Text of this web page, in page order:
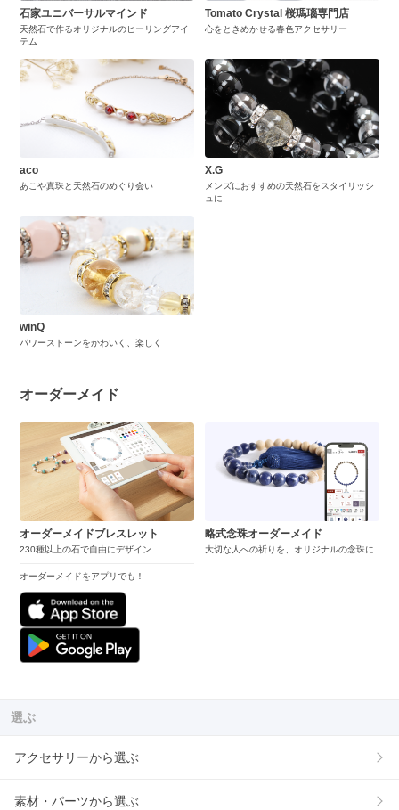
石家ユニバーサルマインド
天然石で作るオリジナルのヒーリングアイ
テム
Tomato Crystal 桜瑪瑙専門店
心をときめかせる春色アクセサリー
aco
あこや真珠と天然石のめぐり会い
X.G
メンズにおすすめの天然石をスタイリッシ
ュに
winQ
パワーストーンをかわいく、楽しく
オーダーメイド
オーダーメイドブレスレット
230種以上の石で自由にデザイン
オーダーメイドをアプリでも！
略式念珠オーダーメイド
大切な人への祈りを、オリジナルの念珠に
選ぶ
アクセサリーから選ぶ
素材・パーツから選ぶ